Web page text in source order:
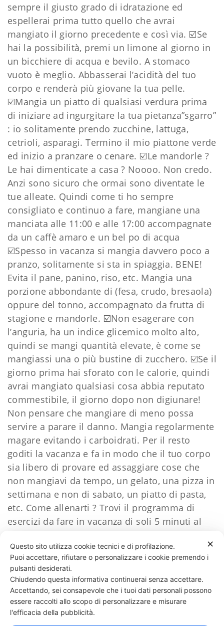
sempre il giusto grado di idratazione ed
espellerai prima tutto quello che avrai
mangiato il giorno precedente e così via. ☑️Se
hai la possibilità, premi un limone al giorno in
un bicchiere di acqua e bevilo. A stomaco
vuoto è meglio. Abbasserai l’acidità del tuo
corpo e renderà più giovane la tua pelle.
☑️Mangia un piatto di qualsiasi verdura prima
di iniziare ad ingurgitare la tua pietanza”sgarro”
: io solitamente prendo zucchine, lattuga,
cetrioli, asparagi. Termino il mio piattone verde
ed inizio a pranzare o cenare. ☑️Le mandorle ?
Le hai dimenticate a casa ? Noooo. Non credo.
Anzi sono sicuro che ormai sono diventate le
tue alleate. Quindi come ti ho sempre
consigliato e continuo a fare, mangiane una
manciata alle 11:00 e alle 17:00 accompagnate
da un caffè amaro e un bel po di acqua
☑️Spesso in vacanza si mangia davvero poco a
pranzo, solitamente si sta in spiaggia. BENE!
Evita il pane, panino, riso, etc. Mangia una
porzione abbondante di (fesa, crudo, bresaola)
oppure del tonno, accompagnato da frutta di
stagione e mandorle. ☑️Non esagerare con
l’anguria, ha un indice glicemico molto alto,
quindi se mangi quantità elevate, è come se
mangiassi una o più bustine di zucchero. ☑️Se il
giorno prima hai sforato con le calorie, quindi
avrai mangiato qualsiasi cosa abbia reputato
commestibile, il giorno dopo non digiunare!
Non pensare che mangiare di meno possa
servire a parare il danno. Mangia regolarmente
magare evitando i carboidrati. Per il resto
goditi la vacanza e fa in modo che il tuo corpo
sia libero di provare ed assaggiare cose che
non mangiavi da tempo, un gelato, una pizza in
settimana e non di sabato, un piatto di pasta,
etc. Come allenarti ? Trovi il programma di
esercizi da fare in vacanza di soli 5 minuti al
60 LIKES
331 818 4777DANIELE ESPOSITO
✕
Questo sito utilizza cookie tecnici e di profilazione.
Puoi accettare, rifiutare o personalizzare i cookie premendo i
pulsanti desiderati.
Chiudendo questa informativa continuerai senza accettare.
Accettando, sei consapevole che i tuoi dati personali possono
essere raccolti allo scopo di personalizzare e misurare
l'efficacia della pubblicità.